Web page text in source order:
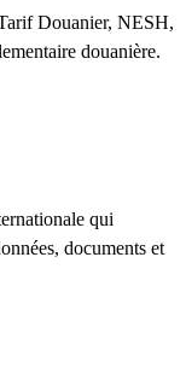
Douanier, NESH,
douanière.
qui
documents et